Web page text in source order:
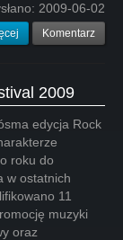
2009-06-02
Komentarz
2009
edycja Rock
roku do
w ostatnich
11
muzyki
oraz